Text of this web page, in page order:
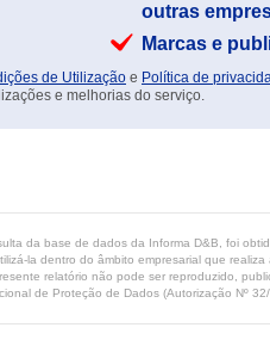
outras
Marcas e
de Utilização e Política de
e melhorias do serviço.
da base de dados da Informa D&B, foi
la dentro do âmbito empresarial que
relatório não pode ser reproduzido,
de Proteção de Dados (Autorização Nº